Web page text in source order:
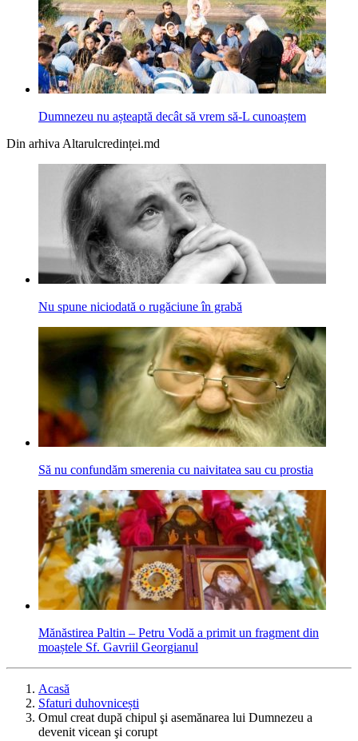
Dumnezeu nu așteaptă decât să vrem să-L cunoaștem
Din arhiva Altarulcredinței.md
Nu spune niciodată o rugăciune în grabă
Să nu confundăm smerenia cu naivitatea sau cu prostia
Mănăstirea Paltin – Petru Vodă a primit un fragment din
moaștele Sf. Gavriil Georgianul
Acasă
Sfaturi duhovnicești
Omul creat după chipul şi asemănarea lui Dumnezeu a
devenit vicean şi corupt